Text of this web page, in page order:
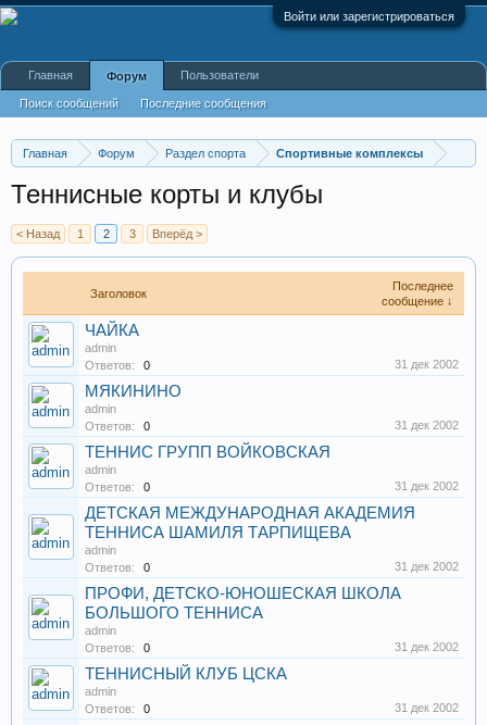
Войти или зарегистрироваться
Главная Форум Раздел спорта Спортивные комплексы
Теннисные корты и клубы
< Назад 1 2 3 Вперёд >
Заголовок
Последнее
сообщение ↓
ЧАЙКА
admin
Ответов:
0 31 дек 2002
МЯКИНИНО
admin
Ответов:
0 31 дек 2002
ТЕННИС ГРУПП ВОЙКОВСКАЯ
admin
Ответов:
0 31 дек 2002
ДЕТСКАЯ МЕЖДУНАРОДНАЯ АКАДЕМИЯ
ТЕННИСА ШАМИЛЯ ТАРПИЩЕВА
admin
Ответов:
0 31 дек 2002
ПРОФИ, ДЕТСКО-ЮНОШЕСКАЯ ШКОЛА
БОЛЬШОГО ТЕННИСА
admin
Ответов:
0 31 дек 2002
ТЕННИСНЫЙ КЛУБ ЦСКА
admin
Ответов:
0 31 дек 2002
Главная Форум
Поиск сообщений Последние сообщения
Пользователи